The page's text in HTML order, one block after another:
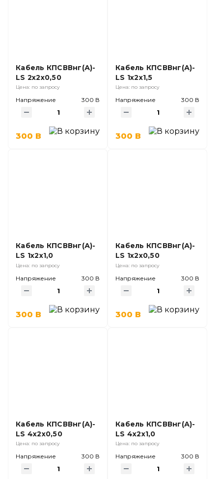
300 В
Кабель КПСВВнг(А)-
LS 2х2х0,50
Цена: по запросу
Напряжение 300 В
300 В
Кабель КПСВВнг(А)-
LS 1х2х1,5
Цена: по запросу
Напряжение 300 В
300 В
Кабель КПСВВнг(А)-
LS 1х2х1,0
Цена: по запросу
Напряжение 300 В
300 В
Кабель КПСВВнг(А)-
LS 1х2х0,50
Цена: по запросу
Напряжение 300 В
Кабель КПСВВнг(А)-
LS 4х2х0,50
Цена: по запросу
Напряжение 300 В
Кабель КПСВВнг(А)-
LS 4х2х1,0
Цена: по запросу
Напряжение 300 В